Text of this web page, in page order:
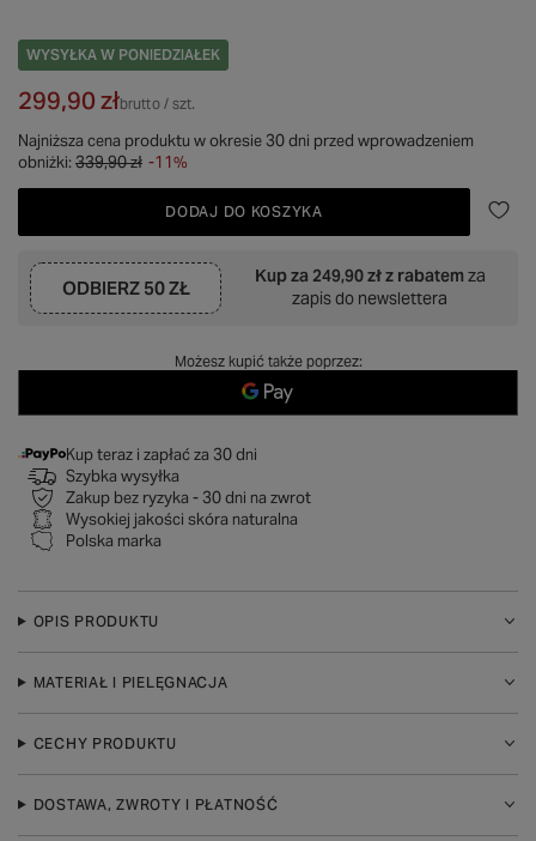
WYSYŁKA W PONIEDZIAŁEK
299,90 złbrutto/szt.
Najniższa cena produktu w okresie 30 dni przed wprowadzeniem
obniżki: 339,90 zł -11%
DODAJ DO KOSZYKA
ODBIERZ 50 ZŁ
Kup za 249,90 złz rabatem za
zapis do newslettera
Możesz kupić także poprzez:
Kup teraz i zapłać za 30 dni
Szybka wysyłka
Zakup bez ryzyka - 30 dni na zwrot
Wysokiej jakości skóra naturalna
Polska marka
OPIS PRODUKTU
MATERIAŁ I PIELĘGNACJA
CECHY PRODUKTU
DOSTAWA, ZWROTY I PŁATNOŚĆ